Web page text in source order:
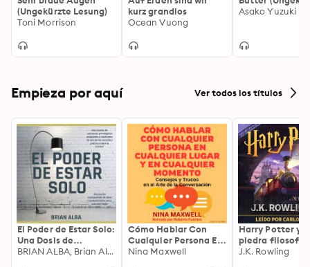
(Ungekürzte Lesung)
Toni Morrison
kurz grandios
Ocean Vuong
Asako Yuzuki
Empieza por aquí Ver todos los títulos
El Poder de Estar Solo:
Una Dosis de
Motivación
BRIAN ALBA, Brian Alba
Cómo Hablar Con
Cualquier Persona En
Cualquier Lugar Y En
Nina Maxwell
Harry Potter y
piedra filosofal
J.K. Rowling